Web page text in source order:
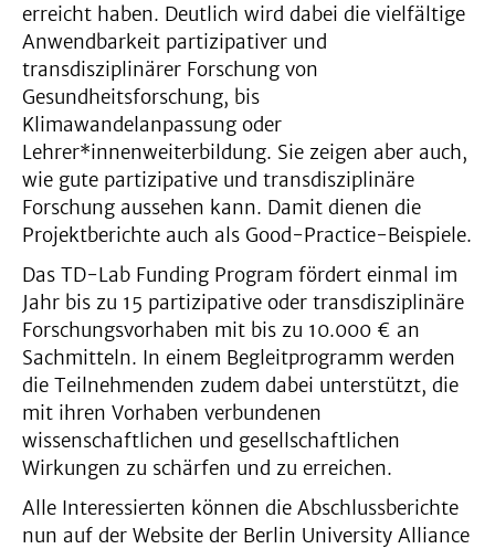
erreicht haben. Deutlich wird dabei die vielfältige
Anwendbarkeit partizipativer und
transdisziplinärer Forschung von
Gesundheitsforschung, bis
Klimawandelanpassung oder
Lehrer*innenweiterbildung. Sie zeigen aber auch,
wie gute partizipative und transdisziplinäre
Forschung aussehen kann. Damit dienen die
Projektberichte auch als Good-Practice-Beispiele.
Das TD-Lab Funding Program fördert einmal im
Jahr bis zu 15 partizipative oder transdisziplinäre
Forschungsvorhaben mit bis zu 10.000 € an
Sachmitteln. In einem Begleitprogramm werden
die Teilnehmenden zudem dabei unterstützt, die
mit ihren Vorhaben verbundenen
wissenschaftlichen und gesellschaftlichen
Wirkungen zu schärfen und zu erreichen.
Alle Interessierten können die Abschlussberichte
nun auf der Website der Berlin University Alliance